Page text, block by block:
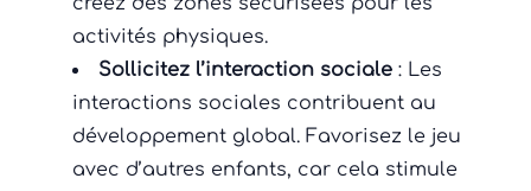
activités physiques.
Sollicitez l’interaction sociale: Les
interactions sociales contribuent au
développement global. Favorisez le jeu
avec d’autres enfants, car cela stimule